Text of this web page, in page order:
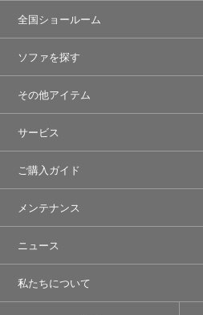
全国ショールーム
ソファを探す
その他アイテム
サービス
ご購入ガイド
メンテナンス
ニュース
私たちについて